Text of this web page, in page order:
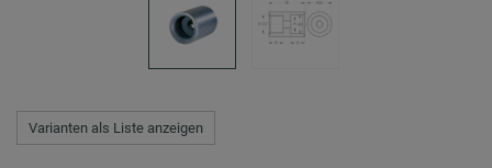
Varianten als Liste anzeigen